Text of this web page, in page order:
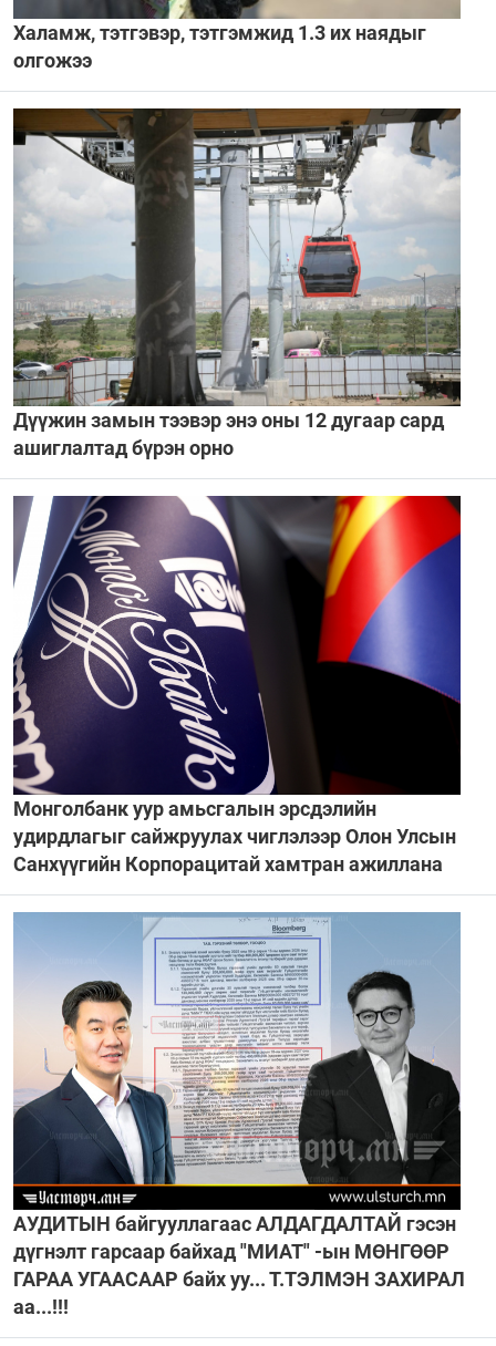
Халамж, тэтгэвэр, тэтгэмжид 1.3 их наядыг
олгожээ
Дүүжин замын тээвэр энэ оны 12 дугаар сард
ашиглалтад бүрэн орно
Монголбанк уур амьсгалын эрсдэлийн
удирдлагыг сайжруулах чиглэлээр Олон Улсын
Санхүүгийн Корпорацитай хамтран ажиллана
АУДИТЫН байгууллагаас АЛДАГДАЛТАЙ гэсэн
дүгнэлт гарсаар байхад "МИАТ" -ын МӨНГӨӨР
ГАРАА УГААСААР байх уу... Т.ТЭЛМЭН ЗАХИРАЛ
аа...!!!